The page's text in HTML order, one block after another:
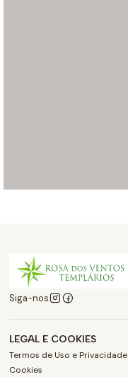
Siga-nos
LEGAL E COOKIES
Termos de Uso e Privacidade
Cookies